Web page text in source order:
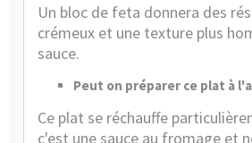
Un bloc de feta donnera des
crémeux et une texture plus
sauce.
Peut on préparer ce plat à
Ce plat se réchauffe
c'est une sauce au fromage et